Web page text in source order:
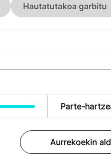
Hautatutakoa garbitu
Parte-
Aurrekoekin